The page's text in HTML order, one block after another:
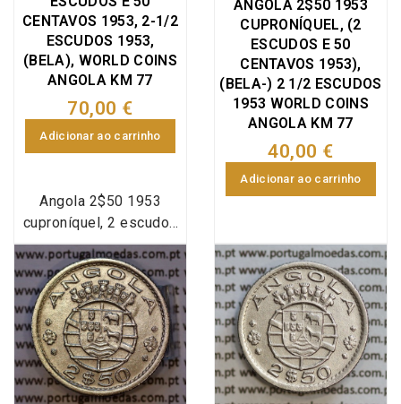
Cuproníquel (Cu 750 - Ni
250) as moedas de
2$50 com datas
1953,1956,1967,1968,1
CENTAVOS 1953, 2-1/2
ESCUDOS 1953,
(BELA), WORLD COINS
ANGOLA KM 77
70,00 €
Adicionar ao carrinho
Angola 2$50 1953
cuproníquel, 2 escudos
e 50 centavos 1953, 2-
1/2 Escudos 1953,
World Coins Angola
KM#77, moeda criada
pelo Decreto nº 38695
de 22 Março de 1952,
para circular na Ex-
Colónia Portuguesa de
ANGOLA 2$50 1953
CUPRONÍQUEL, (2
ESCUDOS E 50
CENTAVOS 1953),
(BELA-) 2 1/2 ESCUDOS
1953 WORLD COINS
ANGOLA KM 77
40,00 €
Adicionar ao carrinho